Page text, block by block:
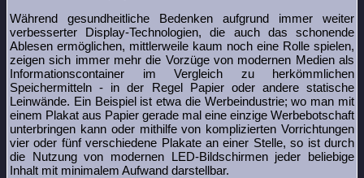
Während gesundheitliche Bedenken aufgrund immer weiter
verbesserter Display-Technologien, die auch das schonende
Ablesen ermöglichen, mittlerweile kaum noch eine Rolle spielen,
zeigen sich immer mehr die Vorzüge von modernen Medien als
Informationscontainer im Vergleich zu herkömmlichen
Speichermitteln - in der Regel Papier oder andere statische
Leinwände. Ein Beispiel ist etwa die Werbeindustrie; wo man mit
einem Plakat aus Papier gerade mal eine einzige Werbebotschaft
unterbringen kann oder mithilfe von komplizierten Vorrichtungen
vier oder fünf verschiedene Plakate an einer Stelle, so ist durch
die Nutzung von modernen LED-Bildschirmen jeder beliebige
Inhalt mit minimalem Aufwand darstellbar.